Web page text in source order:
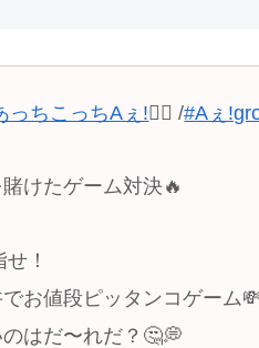
っちこっちAぇǃ👈🏻 /#Aぇ
けたゲーム対決🔥
！
お値段ピッタンコゲーム
はだ〜れだ？🤔💭